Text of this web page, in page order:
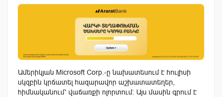
Ամերիկյան Microsoft Corp.-ը նախատեսում է հուլիսի
սկզբին կրճատել հազարավոր աշխատատեղեր,
հիմնականում՝ վաճառքի ոլորտում: Այս մասին գրում է